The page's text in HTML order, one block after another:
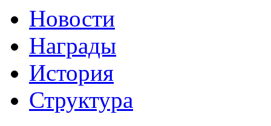
Новости
Награды
История
Структура